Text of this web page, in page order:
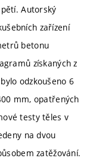
Autorský
zařízení
betonu
získaných z
odzkoušeno 6
mm, opatřených
testy těles v
na dvou
zatěžování.